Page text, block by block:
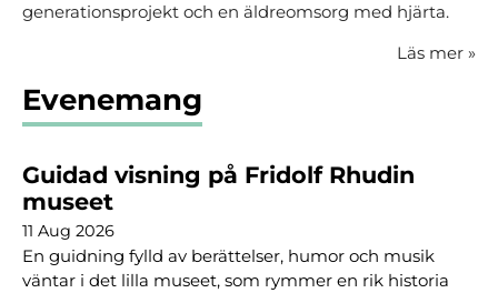
generationsprojekt och en äldreomsorg med hjärta.
Läs mer »
Evenemang
Guidad visning på Fridolf Rhudin
museet
11 Aug 2026
En guidning fylld av berättelser, humor och musik
väntar i det lilla museet, som rymmer en rik historia